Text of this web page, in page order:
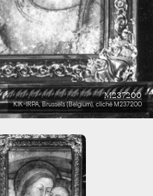
M237200
KIK-IRPA, Brussels (Belgium), cliché M237200